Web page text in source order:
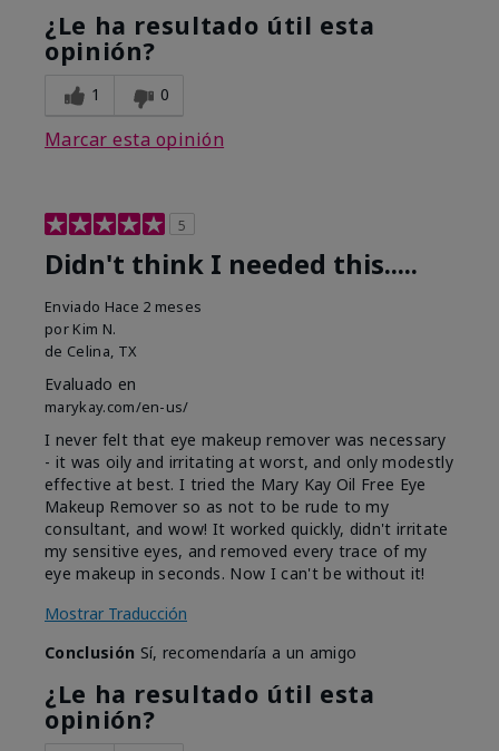
¿Le ha resultado útil esta
opinión?
1 0
Marcar esta opinión
5
Didn't think I needed this.....
Enviado Hace 2 meses
por Kim N.
de Celina, TX
Evaluado en
marykay.com/en-us/
I never felt that eye makeup remover was necessary
- it was oily and irritating at worst, and only modestly
effective at best. I tried the Mary Kay Oil Free Eye
Makeup Remover so as not to be rude to my
consultant, and wow! It worked quickly, didn't irritate
my sensitive eyes, and removed every trace of my
eye makeup in seconds. Now I can't be without it!
Mostrar Traducción
Conclusión Sí, recomendaría a un amigo
¿Le ha resultado útil esta
opinión?